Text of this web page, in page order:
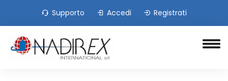
Supporto Accedi Registrati